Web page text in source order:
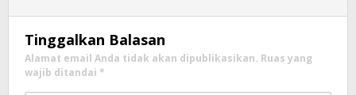
Tinggalkan Balasan
Alamat email Anda tidak akan dipublikasikan. Ruas yang
wajib ditandai *